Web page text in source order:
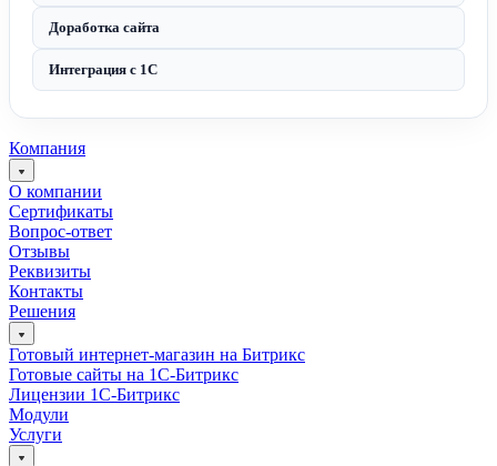
Доработка сайта
Интеграция с 1С
Компания
О компании
Сертификаты
Вопрос-ответ
Отзывы
Реквизиты
Контакты
Решения
Готовый интернет-магазин на Битрикс
Готовые сайты на 1С-Битрикс
Лицензии 1С-Битрикс
Модули
Услуги